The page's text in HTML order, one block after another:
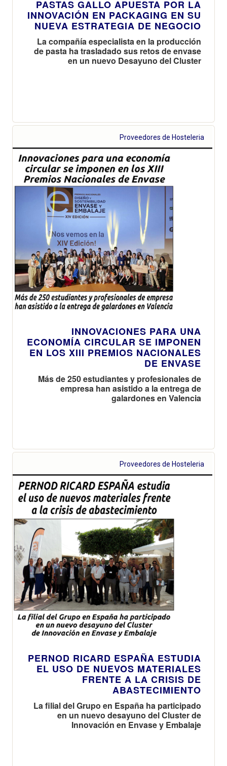
PASTAS GALLO APUESTA POR LA
INNOVACIÓN EN PACKAGING EN SU
NUEVA ESTRATEGIA DE NEGOCIO
La compañía especialista en la producción
de pasta ha trasladado sus retos de envase
en un nuevo Desayuno del Cluster
Proveedores de Hosteleria
INNOVACIONES PARA UNA
ECONOMÍA CIRCULAR SE IMPONEN
EN LOS XIII PREMIOS NACIONALES
DE ENVASE
Más de 250 estudiantes y profesionales de
empresa han asistido a la entrega de
galardones en Valencia
Proveedores de Hosteleria
PERNOD RICARD ESPAÑA ESTUDIA
EL USO DE NUEVOS MATERIALES
FRENTE A LA CRISIS DE
ABASTECIMIENTO
La filial del Grupo en España ha participado
en un nuevo desayuno del Cluster de
Innovación en Envase y Embalaje